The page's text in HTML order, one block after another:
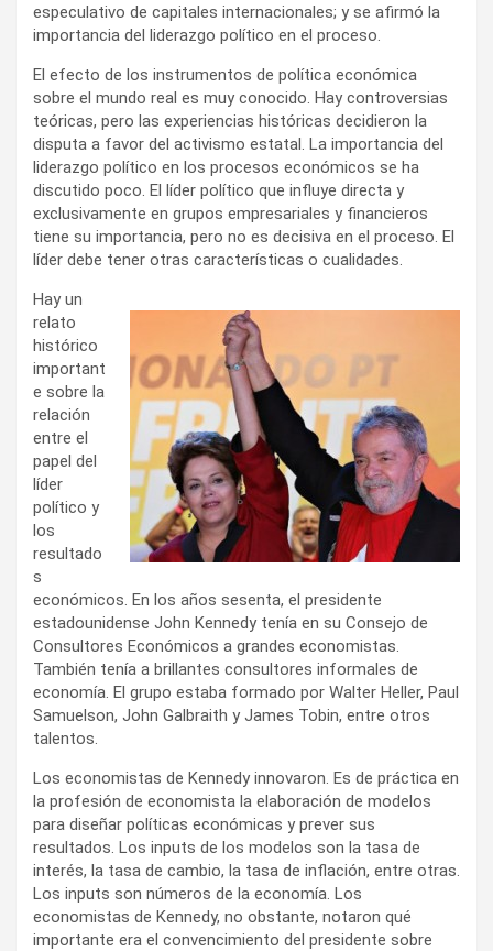
especulativo de capitales internacionales; y se afirmó la
importancia del liderazgo político en el proceso.
El efecto de los instrumentos de política económica
sobre el mundo real es muy conocido. Hay controversias
teóricas, pero las experiencias históricas decidieron la
disputa a favor del activismo estatal. La importancia del
liderazgo político en los procesos económicos se ha
discutido poco. El líder político que influye directa y
exclusivamente en grupos empresariales y financieros
tiene su importancia, pero no es decisiva en el proceso. El
líder debe tener otras características o cualidades.
Hay un
relato
histórico
important
e sobre la
relación
entre el
papel del
líder
político y
los
resultado
s
económicos. En los años sesenta, el presidente
estadounidense John Kennedy tenía en su Consejo de
Consultores Económicos a grandes economistas.
También tenía a brillantes consultores informales de
economía. El grupo estaba formado por Walter Heller, Paul
Samuelson, John Galbraith y James Tobin, entre otros
talentos.
Los economistas de Kennedy innovaron. Es de práctica en
la profesión de economista la elaboración de modelos
para diseñar políticas económicas y prever sus
resultados. Los inputs de los modelos son la tasa de
interés, la tasa de cambio, la tasa de inflación, entre otras.
Los inputs son números de la economía. Los
economistas de Kennedy, no obstante, notaron qué
importante era el convencimiento del presidente sobre